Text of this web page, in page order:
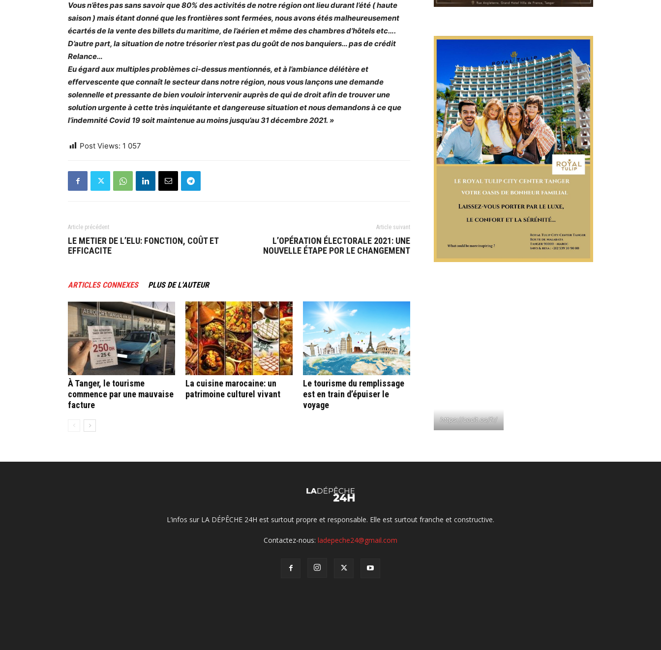
Vous n’êtes pas sans savoir que 80% des activités de notre région ont lieu durant l’été ( haute
saison ) mais étant donné que les frontières sont fermées, nous avons étés malheureusement
écartés de la vente des billets du maritime, de l’aérien et même des chambres d’hôtels etc….
D’autre part, la situation de notre trésorier n’est pas du goût de nos banquiers… pas de crédit
Relance…
Eu égard aux multiples problèmes ci-dessus mentionnés, et à l’ambiance délétère et
effervescente que connaît le secteur dans notre région, nous vous lançons une demande
solennelle et pressante de bien vouloir intervenir auprès de qui de droit afin de trouver une
solution urgente à cette très inquiétante et dangereuse situation et nous demandons à ce que
l’indemnité Covid 19 soit maintenue au moins jusqu’au 31 décembre 2021. »
Post Views: 1 057
Article précédent
LE METIER DE L’ELU: FONCTION, COÛT ET
EFFICACITE
Article suivant
L’OPÉRATION ÉLECTORALE 2021: UNE
NOUVELLE ÉTAPE POR LE CHANGEMENT
ARTICLES CONNEXES PLUS DE L'AUTEUR
À Tanger, le tourisme
commence par une mauvaise
facture
La cuisine marocaine: un
patrimoine culturel vivant
Le tourisme du remplissage
est en train d’épuiser le
voyage
https://cecit.es/fr/
L’infos sur LA DÉPÊCHE 24H est surtout propre et responsable. Elle est surtout franche et constructive.
Contactez-nous: ladepeche24@gmail.com